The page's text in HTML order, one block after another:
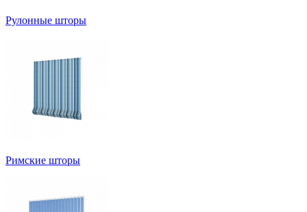
Рулонные шторы
Римские шторы